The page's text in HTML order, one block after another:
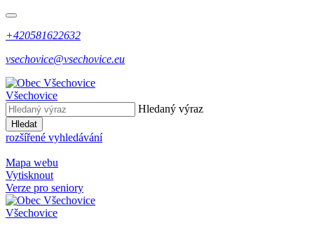
+420581622632
vsechovice@vsechovice.eu
Všechovice
Hledaný výraz
Hledat
rozšířené vyhledávání
Mapa webu
Vytisknout
Verze pro seniory
Všechovice